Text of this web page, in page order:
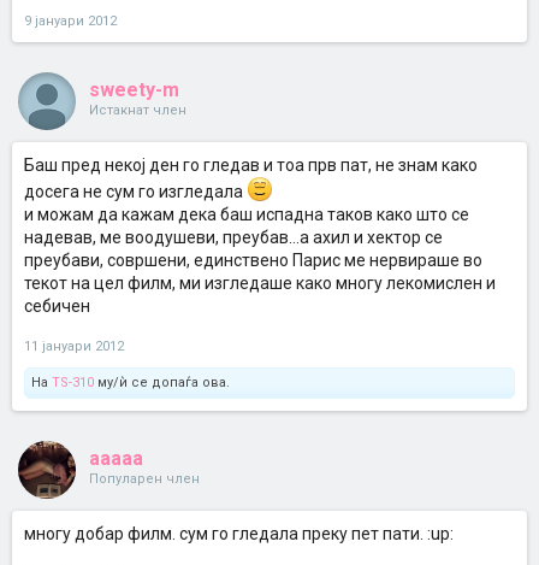
9 јануари 2012
sweety-m
Истакнат член
Баш пред некој ден го гледав и тоа прв пат, не знам како
досега не сум го изгледала
и можам да кажам дека баш испадна таков како што се
надевав, ме воодушеви, преубав...а ахил и хектор се
преубави, совршени, единствено Парис ме нервираше во
текот на цел филм, ми изгледаше како многу лекомислен и
себичен
11 јануари 2012
На TS-310 му/ѝ се допаѓа ова.
aaaaa
Популарен член
многу добар филм. сум го гледала преку пет пати. :up: